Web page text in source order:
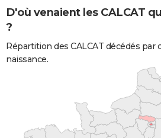
D'où venaient les CALCAT
?
Répartition des CALCAT décédés
naissance.